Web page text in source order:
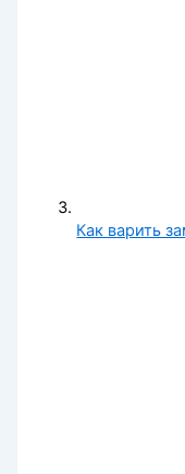
Как варить